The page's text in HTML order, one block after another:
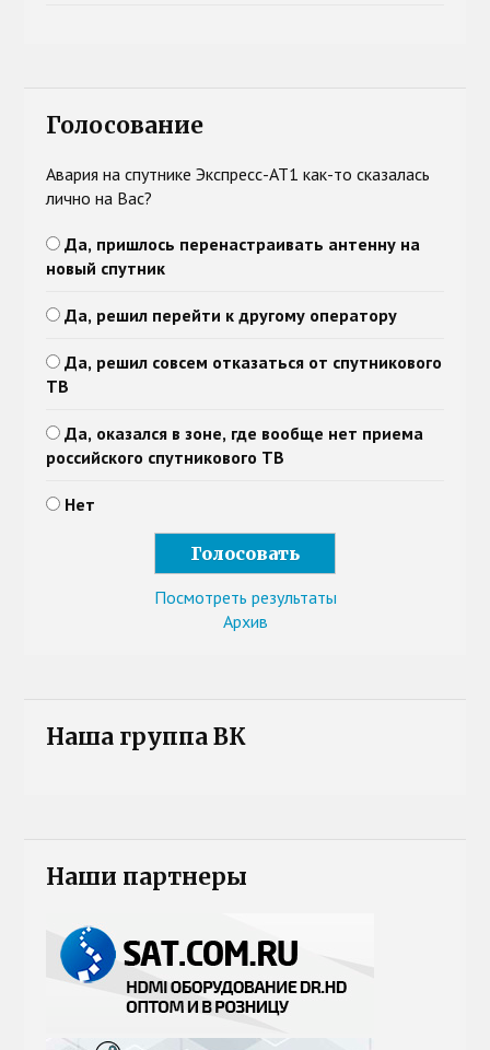
Голосование
Авария на спутнике Экспресс-АТ1 как-то сказалась
лично на Вас?
Да, пришлось перенастраивать антенну на
новый спутник
Да, решил перейти к другому оператору
Да, решил совсем отказаться от спутникового
ТВ
Да, оказался в зоне, где вообще нет приема
российского спутникового ТВ
Нет
Посмотреть результаты
Архив
Наша группа ВК
Наши партнеры